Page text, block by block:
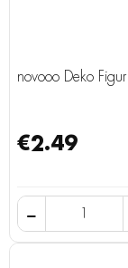
novooo Deko
€2.49